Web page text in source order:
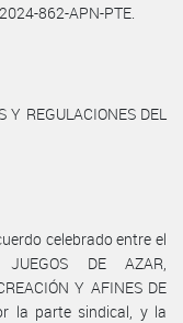
862-APN-PTE.
Y REGULACIONES DEL
celebrado entre el
JUEGOS DE AZAR,
Y AFINES DE
la parte sindical, y la